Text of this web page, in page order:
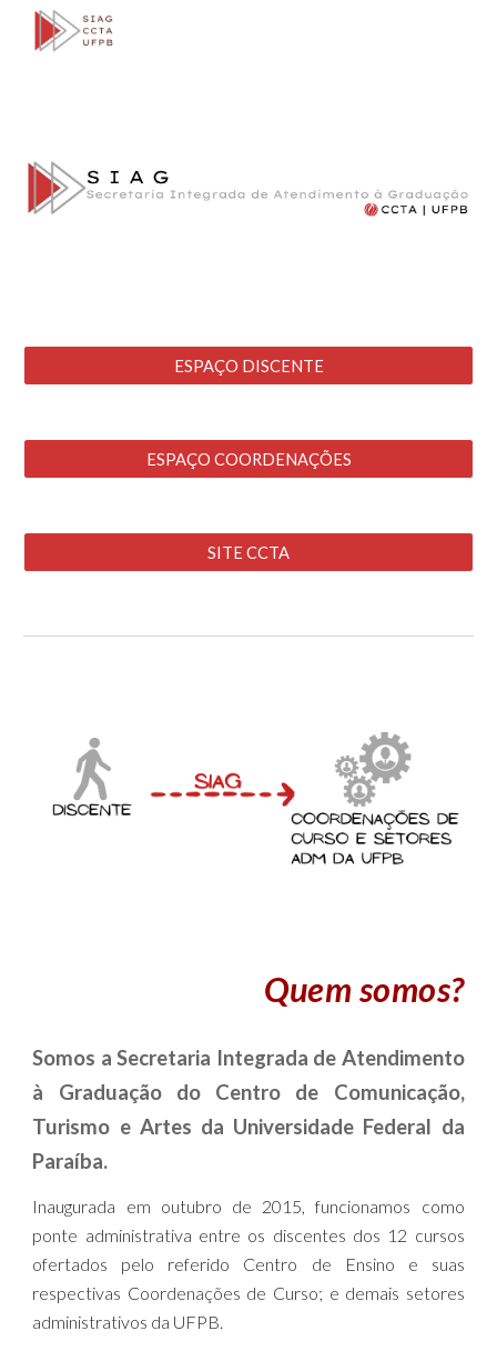
Skip to main content
ESPAÇO DISCENTE
ESPAÇO COORDENAÇÕES
SITE CCTA
Quem somos?
Somos a Secretaria Integrada de Atendimento
à Graduação do Centro de Comunicação,
Turismo e Artes da Universidade Federal da
Paraíba.
Inaugurada em outubro de 2015, funcionamos como
ponte administrativa entre os discentes dos 12 cursos
ofertados pelo referido Centro de Ensino e suas
respectivas Coordenações de Curso; e demais setores
administrativos da UFPB.